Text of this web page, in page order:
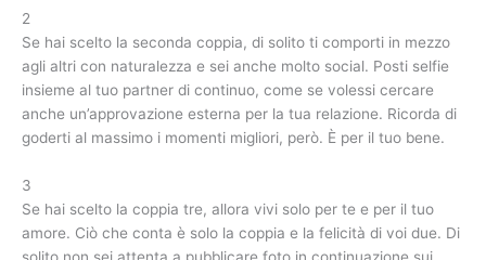
2
Se hai scelto la seconda coppia, di solito ti comporti in mezzo
agli altri con naturalezza e sei anche molto social. Posti selfie
insieme al tuo partner di continuo, come se volessi cercare
anche un’approvazione esterna per la tua relazione. Ricorda di
goderti al massimo i momenti migliori, però. È per il tuo bene.
3
Se hai scelto la coppia tre, allora vivi solo per te e per il tuo
amore. Ciò che conta è solo la coppia e la felicità di voi due. Di
solito non sei attenta a pubblicare foto in continuazione sui